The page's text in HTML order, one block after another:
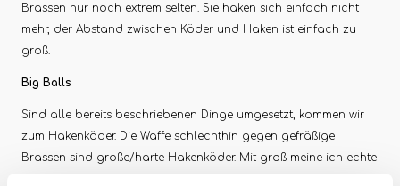
Brassen nur noch extrem selten. Sie haken sich einfach nicht
mehr, der Abstand zwischen Köder und Haken ist einfach zu
groß.
Big Balls
Sind alle bereits beschriebenen Dinge umgesetzt, kommen wir
zum Hakenköder. Die Waffe schlechthin gegen gefräßige
Brassen sind große/harte Hakenköder. Mit groß meine ich echte
Männerboilies. Da reden wir von Ködern die ich mir per Hand